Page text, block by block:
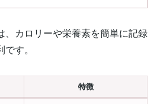
、カロリーや栄養素を簡単に記録
す。
特徴